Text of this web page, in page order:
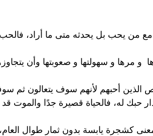
من يحب بل يحدثه متى ما أراد،
مرها و سهولتها و صعوبتها وأن
أحبهم لأنهم سوف يتعالون ثم
حبك له، فالحياة قصيرة جدًا والموت
كشجرة يابسة بدون ثمار طوال العام،